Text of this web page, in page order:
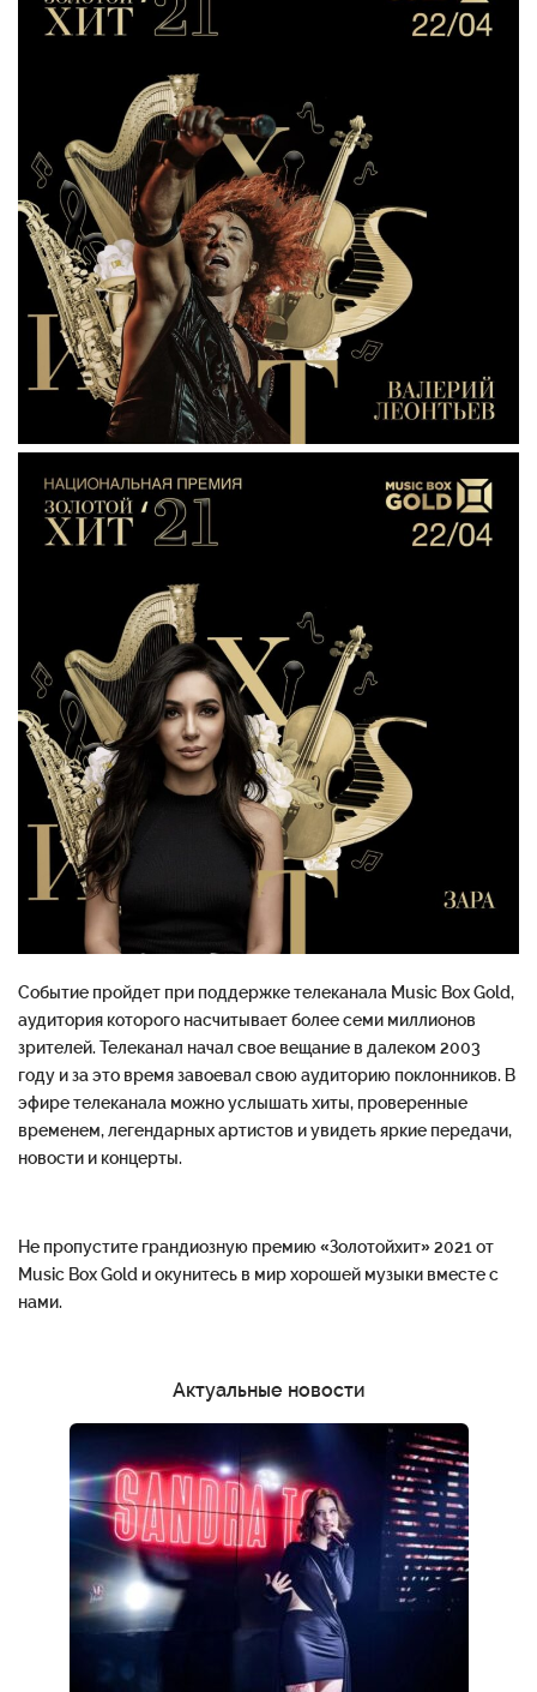
Событие пройдет при поддержкетелеканала Music BoxGold,
аудитория которого насчитываетболеесеми миллионов
зрителей.Телеканал начал свое вещание в далеком 2003
году изаэто времязавоевал своюаудиторию поклонников. В
эфиретелеканала можноуслышатьхиты, проверенные
временем,легендарныхартистов иувидетьяркие передачи,
новости и концерты.
Не пропустите грандиозную премию«Золотойхит»2021 от
Music BoxGold иокунитесь в мирхорошей музыки вместес
нами.
Актуальные новости